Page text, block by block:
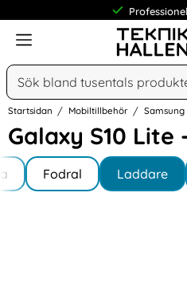
Meny
Sök
Startsidan Mobiltillbehör Samsung
Galaxy S10 Lite
Hoppa
till
produkter
Underkategorier
S10 LiteFodral Laddare